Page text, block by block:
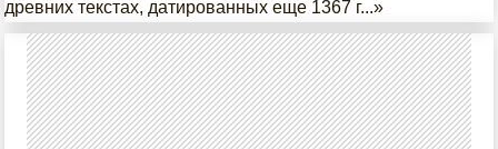
древних текстах, датированных еще 1367 г...»